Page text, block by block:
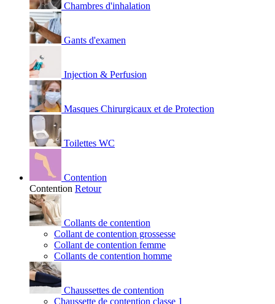
Chambres d'inhalation
Gants d'examen
Injection & Perfusion
Masques Chirurgicaux et de Protection
Toilettes WC
Contention
Contention Retour
Collants de contention
Collant de contention grossesse
Collant de contention femme
Collants de contention homme
Chaussettes de contention
Chaussette de contention classe 1